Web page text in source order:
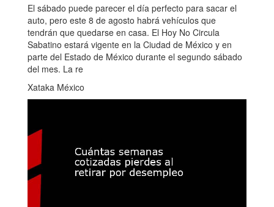
El sábado puede parecer el día perfecto para sacar el
auto, pero este 8 de agosto habrá vehículos que
tendrán que quedarse en casa. El Hoy No Circula
Sabatino estará vigente en la Ciudad de México y en
parte del Estado de México durante el segundo sábado
del mes. La re
Xataka México